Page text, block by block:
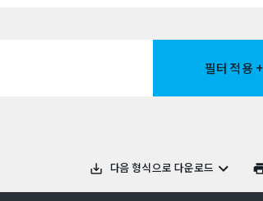
필터 적용 +
다음 형식으로 다운로드